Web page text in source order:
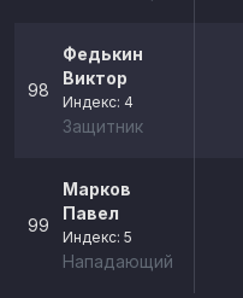
98
Федькин
Виктор
Индекс: 4
Защитник
99
Марков
Павел
Индекс: 5
Нападающий